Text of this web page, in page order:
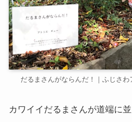
だるまさんがならんだ！｜ふじさ
カワイイだるまさんが道端に